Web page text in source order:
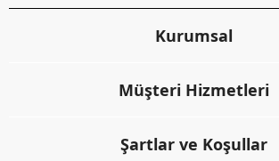
Kurumsal
Müşteri Hizmetleri
Şartlar ve Koşullar